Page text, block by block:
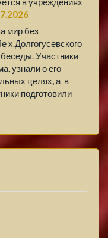
мир без
х.Долгогусевского
Участники
узнали о его
целях, а в
подготовили